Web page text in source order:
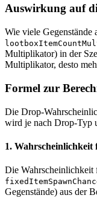
Auswirkung auf
Wie viele Gegenstände
Multiplikator) in der
Multiplikator, desto
Formel zur
Die Drop-
wird je nach Drop-Typ
1. Wahrscheinlichkeit
Die Wahrscheinlichkeit
Gegenstände) aus der